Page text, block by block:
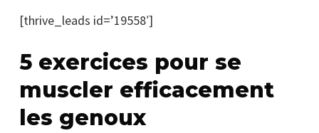
[thrive_leads id=’19558′]
5 exercices pour se
muscler efficacement
les genoux